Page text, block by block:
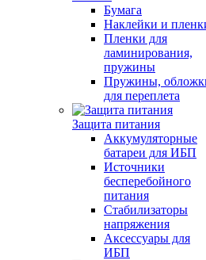
Бумага
Наклейки и
Пленки для
ламинирования,
пружины
Пружины,
для переплета
Защита питания
Аккумуляторные
батареи для ИБП
Источники
бесперебойного
питания
Стабилизаторы
напряжения
Аксессуары для
ИБП